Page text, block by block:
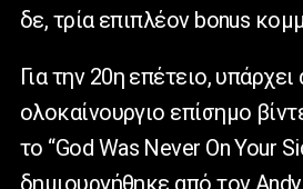
δε, τρία επιπλέον bonus
Για την 20η επέτειο,
ολοκαίνουργιο επίσημο
το “God Was Never On Your